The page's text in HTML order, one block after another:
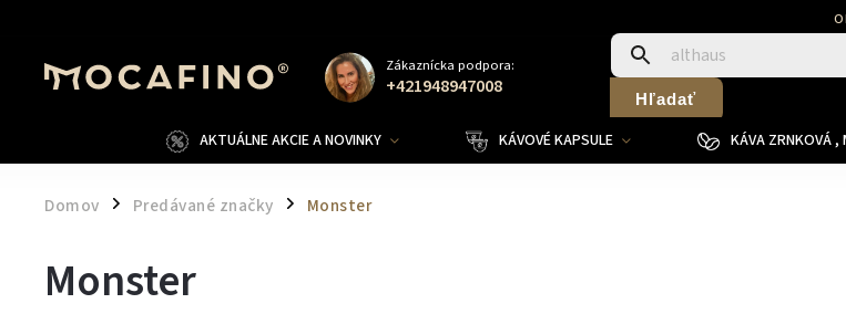
Zákaznícka podpora:
+421948947008 Hľadať
AKTUÁLNE AKCIE A NOVINKY KÁVOVÉ KAPSULE KÁVA ZRNKOVÁ ,
Domov / Predávané značky / Monster
Monster